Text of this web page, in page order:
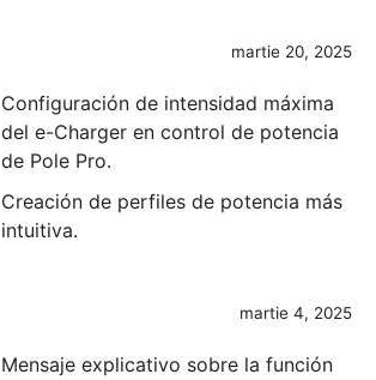
martie 20, 2025
Configuración de intensidad máxima
del e-Charger en control de potencia
de Pole Pro.
Creación de perfiles de potencia más
intuitiva.
martie 4, 2025
Mensaje explicativo sobre la función